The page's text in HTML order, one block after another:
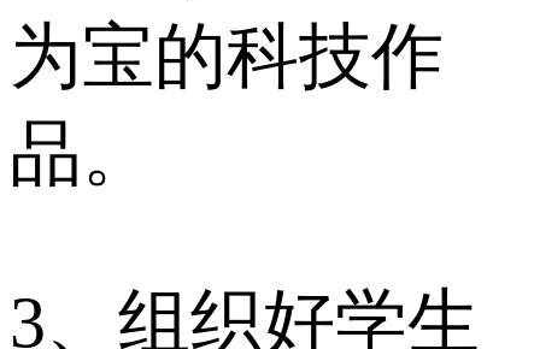
为宝的科技作
品。
3、组织好学生